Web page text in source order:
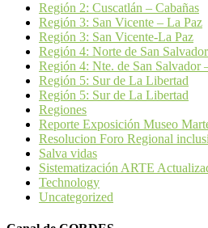
Región 2: Cuscatlán – Cabañas
Región 3: San Vicente – La Paz
Región 3: San Vicente-La Paz
Región 4: Norte de San
Región 4: Nte. de San Salvador
Región 5: Sur de La Libertad
Región 5: Sur de La Libertad
Regiones
Reporte Exposición Museo
Resolucion Foro Regional
Salva vidas
Sistematización ARTE
Technology
Uncategorized